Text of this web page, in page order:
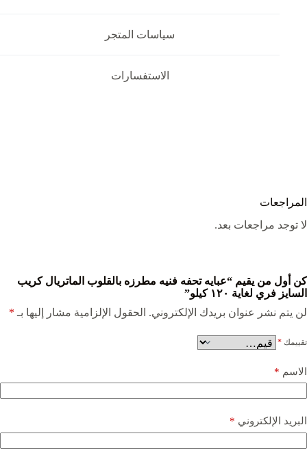
سياسات المتجر
الاستفسارات
المراجعات
لا توجد مراجعات بعد.
كن أول من يقيم “عبايه تحفه فنيه مطرزه بالقلوب الماتريال كريب
السايز فري لغاية ١٢٠ كيلو”
لن يتم نشر عنوان بريدك الإلكتروني. الحقول الإلزامية مشار إليها بـ *
تقييمك *
الاسم *
البريد الإلكتروني *